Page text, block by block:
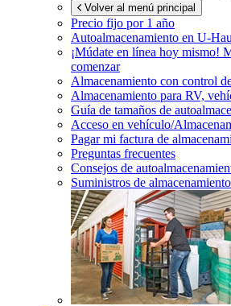
Volver al menú principal
Precio fijo por 1 año
Autoalmacenamiento en U-
¡Múdate en línea hoy mismo!
comenzar
Almacenamiento con control
Almacenamiento para RV,
Guía de tamaños de
Acceso en vehículo/
Pagar mi factura de
Preguntas frecuentes
Consejos de
Suministros de almacenamiento